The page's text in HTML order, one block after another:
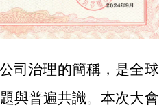
司治理的簡稱，是全球
與普遍共識。本次大會